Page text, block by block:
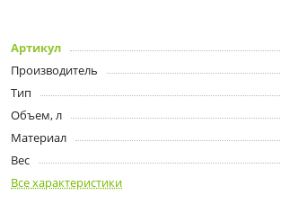
Артикул
Производитель
Тип
Объем, л
Материал
Вес
Все характеристики